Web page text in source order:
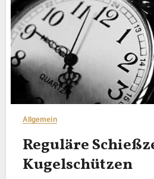
Allgemein
Reguläre
Kugelschützen